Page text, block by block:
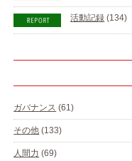
活動記録 (134)
ガバナンス (61)
その他 (133)
人間力 (69)